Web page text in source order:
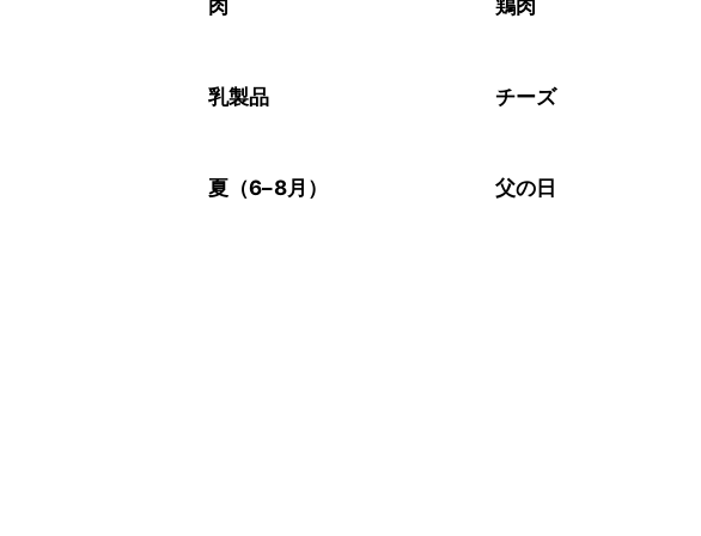
肉 鶏肉
乳製品 チーズ
夏（6–8月） 父の日